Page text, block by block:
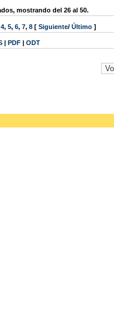
mostrando del 26 al 50.
4, 5, 6, 7, 8 [ Siguiente/ Último ]
| PDF | ODT